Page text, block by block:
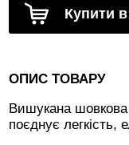
Купити в
ОПИС ТОВАРУ
Вишукана шовкова
поєднує легкість,